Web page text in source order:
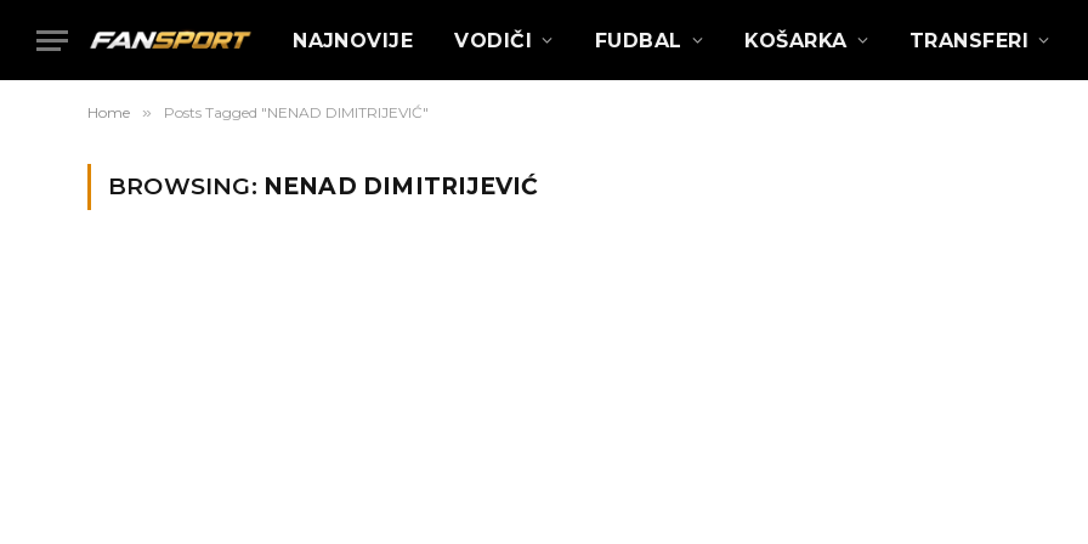
NAJNOVIJE VODIČI FUDBAL KOŠARKA TRANSFERI
Home » Posts Tagged "NENAD DIMITRIJEVIĆ"
BROWSING: NENAD DIMITRIJEVIĆ